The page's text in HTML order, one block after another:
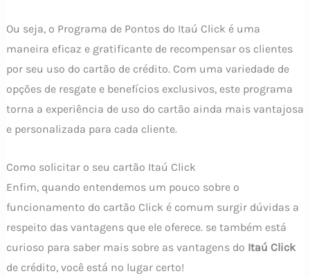
Ou seja, o Programa de Pontos do Itaú Click é uma
maneira eficaz e gratificante de recompensar os clientes
por seu uso do cartão de crédito. Com uma variedade de
opções de resgate e benefícios exclusivos, este programa
torna a experiência de uso do cartão ainda mais vantajosa
e personalizada para cada cliente.
Como solicitar o seu cartão Itaú Click
Enfim, quando entendemos um pouco sobre o
funcionamento do cartão Click é comum surgir dúvidas a
respeito das vantagens que ele oferece. se também está
curioso para saber mais sobre as vantagens do Itaú Click
de crédito, você está no lugar certo!